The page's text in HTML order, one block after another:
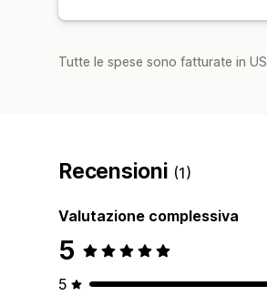
Tutte le spese sono fatturate in
Recensioni (1)
Valutazione complessiva
5
5